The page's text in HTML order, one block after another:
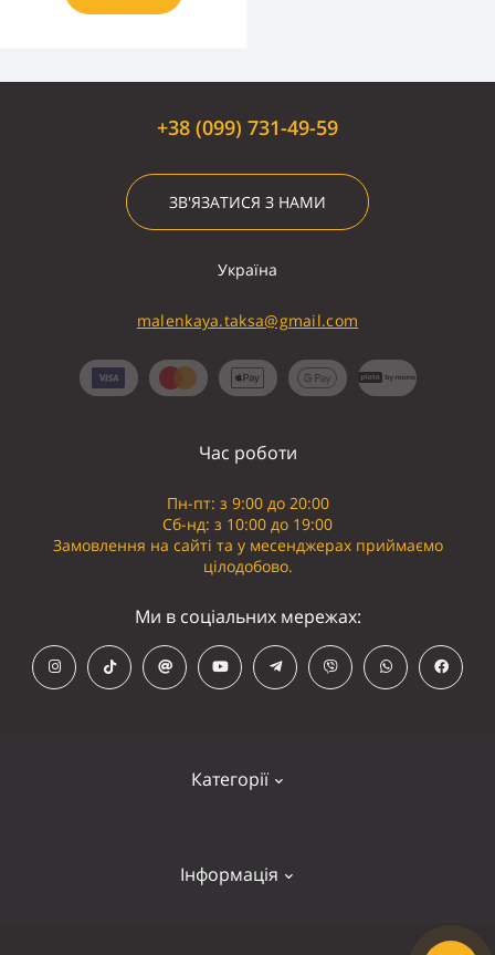
+38 (099) 731-49-59
ЗВ'ЯЗАТИСЯ З НАМИ
Україна
malenkaya.taksa@gmail.com
Категорії
Інформація
Час роботи
Пн-пт: з 9:00 до 20:00
Сб-нд: з 10:00 до 19:00
Замовлення на сайті та у месенджерах приймаємо
цілодобово.
Ми в соціальних мережах: